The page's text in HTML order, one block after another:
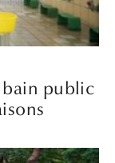
bain public